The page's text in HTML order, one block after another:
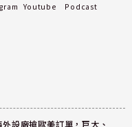
Youtube Podcast
設廠搶歐美訂單，巨大、